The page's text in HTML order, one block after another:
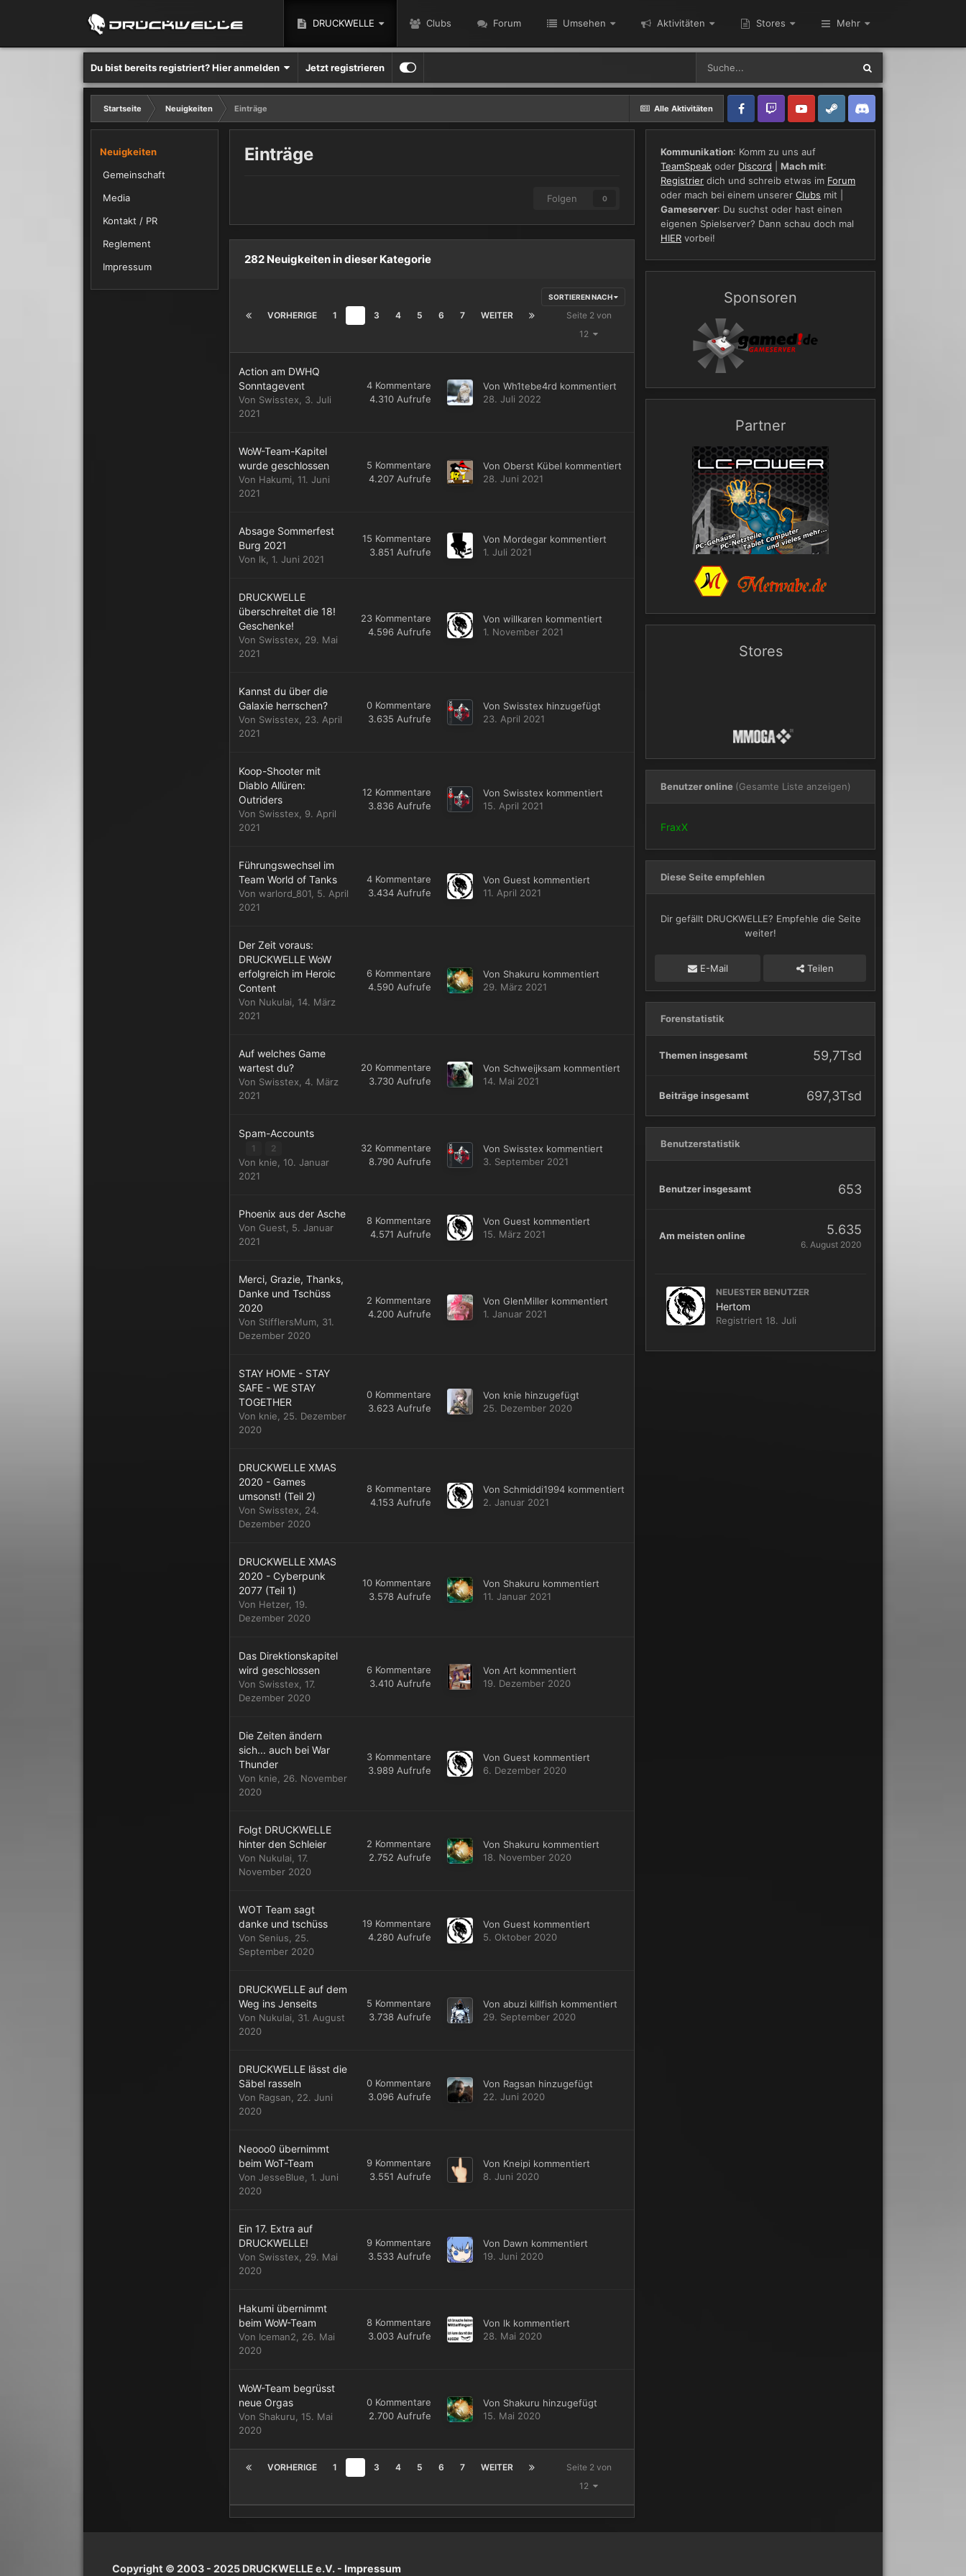
DRUCKWELLE Clubs Forum Umsehen Aktivitäten Stores Mehr
Du bist bereits registriert? Hier anmelden Jetzt registrieren
Alle Aktivitäten
Startseite Neuigkeiten Einträge
Neuigkeiten
Gemeinschaft
Media
Kontakt / PR
Reglement
Impressum
Einträge
Folgen 0
282 Neuigkeiten in dieser Kategorie
SORTIEREN NACH
VORHERIGE 1 3 4 5 6 7 WEITER
Seite 2 von
12
Action am DWHQ
Sonntagevent
Von Swisstex
3. Juli
2021
4 Kommentare
4.310 Aufrufe
VonWh1tebe4rd kommentiert
28. Juli 2022
WoW-Team-Kapitel
wurde geschlossen
Von Hakumi
11. Juni
2021
5 Kommentare
4.207 Aufrufe
VonOberst Kübel kommentiert
28. Juni 2021
Absage Sommerfest
Burg 2021
Von lk 1. Juni 2021
15 Kommentare
3.851 Aufrufe
Von Mordegar kommentiert
1. Juli 2021
DRUCKWELLE
überschreitet die 18!
Geschenke!
Von Swisstex
29. Mai
2021
23 Kommentare
4.596 Aufrufe
Vonwillkaren kommentiert
1. November 2021
Kannst du über die
Galaxie herrschen?
Von Swisstex
23. April
2021
0 Kommentare
3.635 Aufrufe
Von Swisstex hinzugefügt
23. April 2021
Koop-Shooter mit
Diablo Allüren:
Outriders
Von Swisstex
9. April
2021
12 Kommentare
3.836 Aufrufe
Von Swisstex kommentiert
15. April 2021
Führungswechsel im
Team World of Tanks
Von warlord_801, 5. April
2021
4 Kommentare
3.434 Aufrufe
Von Guest kommentiert
11. April 2021
Der Zeit voraus:
DRUCKWELLE WoW
erfolgreich im Heroic
Content
Von Nukulai
14. März
2021
6 Kommentare
4.590 Aufrufe
Von Shakuru kommentiert
29. März 2021
Auf welches Game
wartest du?
Von Swisstex 4. März
2021
20 Kommentare
3.730 Aufrufe
Von Schweijksam kommentiert
14. Mai 2021
Spam-Accounts
1 2
Von knie
10. Januar
2021
32 Kommentare
8.790 Aufrufe
Von Swisstex kommentiert
3. September 2021
Phoenix aus der Asche
Von Guest, 5. Januar
2021
8 Kommentare
4.571 Aufrufe
Von Guest kommentiert
15. März 2021
Merci, Grazie, Thanks,
Danke und Tschüss
2020
Von StifflersMum, 31.
Dezember 2020
2 Kommentare
4.200 Aufrufe
VonGlenMiller kommentiert
1. Januar 2021
STAY HOME - STAY
SAFE - WE STAY
TOGETHER
Von knie
25. Dezember
2020
0 Kommentare
3.623 Aufrufe
Von knie hinzugefügt
25. Dezember 2020
DRUCKWELLE XMAS
2020 - Games
umsonst ! (Teil 2)
Von Swisstex
24.
Dezember 2020
8 Kommentare
4.153 Aufrufe
Von Schmiddi1994 kommentiert
2. Januar 2021
DRUCKWELLE XMAS
2020 - Cyberpunk
2077 (Teil 1)
Von Hetzer, 19.
Dezember 2020
10 Kommentare
3.578 Aufrufe
Von Shakuru kommentiert
11. Januar 2021
Das Direktionskapitel
wird geschlossen
Von Swisstex
17.
Dezember 2020
6 Kommentare
3.410 Aufrufe
Von Art kommentiert
19. Dezember 2020
Die Zeiten ändern
sich... auch bei War
Thunder
Von knie
26. November
2020
3 Kommentare
3.989 Aufrufe
Von Guest kommentiert
6. Dezember 2020
Folgt DRUCKWELLE
hinter den Schleier
Von Nukulai
17.
November 2020
2 Kommentare
2.752 Aufrufe
Von Shakuru kommentiert
18. November 2020
WOT Team sagt
danke und tschüss
Von Senius
25.
September 2020
19 Kommentare
4.280 Aufrufe
Von Guest kommentiert
5. Oktober 2020
DRUCKWELLE auf dem
Weg ins Jenseits
Von Nukulai
31. August
2020
5 Kommentare
3.738 Aufrufe
Vonabuzi killfish kommentiert
29. September 2020
DRUCKWELLE lässt die
Säbel rasseln
Von Ragsan
22. Juni
2020
0 Kommentare
3.096 Aufrufe
Von Ragsan hinzugefügt
22. Juni 2020
Neooo0 übernimmt
beim WoT-Team
Von JesseBlue
1. Juni
2020
9 Kommentare
3.551 Aufrufe
Von Kneipi kommentiert
8. Juni 2020
Ein 17. Extra auf
DRUCKWELLE!
Von Swisstex
29. Mai
2020
9 Kommentare
3.533 Aufrufe
Von Dawn kommentiert
19. Juni 2020
Hakumi übernimmt
beim WoW-Team
Von Iceman2
26. Mai
2020
8 Kommentare
3.003 Aufrufe
Von lk kommentiert
28. Mai 2020
WoW-Team begrüsst
neue Orgas
Von Shakuru
15. Mai
2020
0 Kommentare
2.700 Aufrufe
Von Shakuru hinzugefügt
15. Mai 2020
VORHERIGE 1 3 4 5 6 7 WEITER
Seite 2 von
12
Kommunikation: Komm zu uns auf
TeamSpeak oder Discord |Mach mit:
Registrier dich und schreib etwas im Forum
oder mach bei einem unsererClubs mit |
Gameserver: Du suchst oder hast einen
eigenen Spielserver? Dann schau doch mal
HIER vorbei!
Sponsoren
Partner
Stores
Benutzer online (Gesamte Liste anzeigen)
FraxX
Diese Seite empfehlen
Dir gefällt DRUCKWELLE? Empfehle die Seite
weiter!
E-Mail Teilen
Forenstatistik
Themen insgesamt 59,7Tsd
Beiträge insgesamt 697,3Tsd
Benutzerstatistik
Benutzer insgesamt 653
Am meisten online 5.635
6. August 2020
NEUESTER BENUTZER
Hertom
Registriert 18. Juli
Copyright © 2003 - 2025 DRUCKWELLE e.V. - Impressum